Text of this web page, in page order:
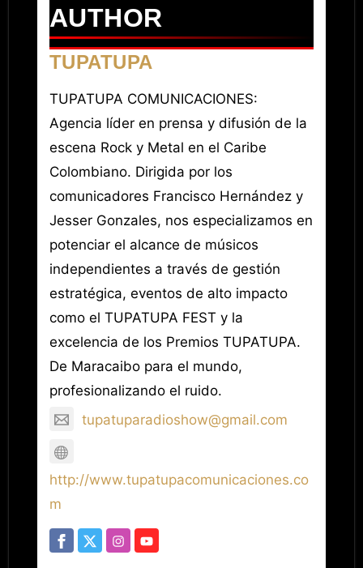
AUTHOR
TUPATUPA
TUPATUPA COMUNICACIONES:
Agencia líder en prensa y difusión de la
escena Rock y Metal en el Caribe
Colombiano. Dirigida por los
comunicadores Francisco Hernández y
Jesser Gonzales, nos especializamos en
potenciar el alcance de músicos
independientes a través de gestión
estratégica, eventos de alto impacto
como el TUPATUPA FEST y la
excelencia de los Premios TUPATUPA.
De Maracaibo para el mundo,
profesionalizando el ruido.
tupatuparadioshow@gmail.com
http://www.tupatupacomunicaciones.co
m